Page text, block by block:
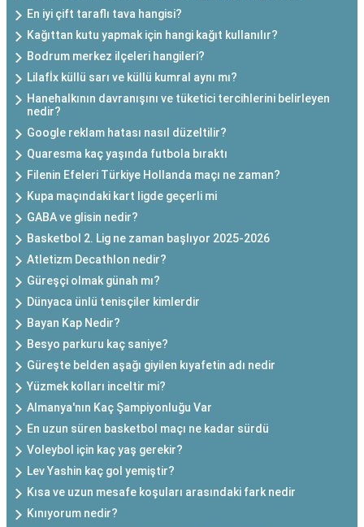
En iyi çift taraflı tava hangisi?
Kağıttan kutu yapmak için hangi kağıt kullanılır?
Bodrum merkez ilçeleri hangileri?
Lilafİx küllü sarı ve küllü kumral aynı mı?
Hanehalkının davranışını ve tüketici tercihlerini belirleyen
nedir?
Google reklam hatası nasıl düzeltilir?
Quaresma kaç yaşında futbola bıraktı
Filenin Efeleri Türkiye Hollanda maçı ne zaman?
Kupa maçındaki kart ligde geçerli mi
GABA ve glisin nedir?
Basketbol 2. Lig ne zaman başlıyor 2025-2026
Atletizm Decathlon nedir?
Güreşçi olmak günah mı?
Dünyaca ünlü tenisçiler kimlerdir
Bayan Kap Nedir?
Besyo parkuru kaç saniye?
Güreşte belden aşağı giyilen kıyafetin adı nedir
Yüzmek kolları inceltir mi?
Almanya'nın Kaç Şampiyonluğu Var
En uzun süren basketbol maçı ne kadar sürdü
Voleybol için kaç yaş gerekir?
Lev Yashin kaç gol yemiştir?
Kısa ve uzun mesafe koşuları arasındaki fark nedir
Kınıyorum nedir?